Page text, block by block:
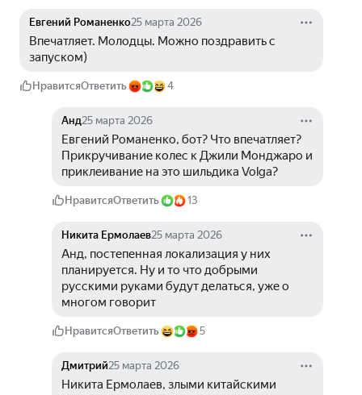
Евгений Романенко25 марта 2026
Впечатляет. Молодцы. Можно поздравить с
запуском)
НравитсяОтветить 4
Анд25 марта 2026
Евгений Романенко, бот? Что впечатляет?
Прикручивание колес к Джили Монджаро и
приклеивание на это шильдика Volga?
НравитсяОтветить 13
Никита Ермолаев25 марта 2026
Анд, постепенная локализация у них
планируется. Ну и то что добрыми
русскими руками будут делаться, уже о
многом говорит
НравитсяОтветить 5
Дмитрий25 марта 2026
Никита Ермолаев, злыми китайскими